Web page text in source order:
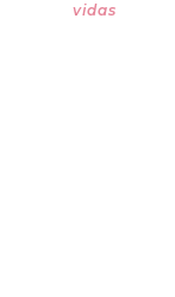
vidas